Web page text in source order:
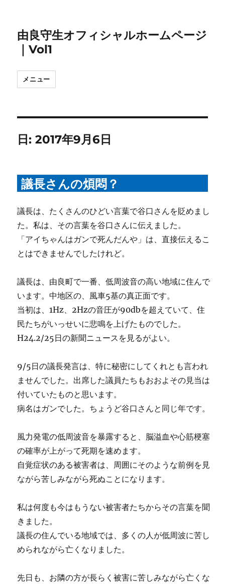
由良守生オフィシャルホームページ
｜Vol1
メニュー
日:2017年9月6日
議長さんの煩悶？
議長は、たくさんのひどい言葉で谷口さんを貶めまし
た。私は、その言葉を谷口さんに伝えました。
「アイちゃんはガンで死んだんや」は、直接伝えるこ
とはできませんでしたけれど。
議長は、由良町で一番、低周波音の高い地域に住んで
います。中地区の、風車5基の真正面です。
当初は、1Hz、2Hzの音圧が90dbを超えていて、住
民たちがいっせいに悲鳴を上げたものでした。
H24.2/25日の新聞ニュースを見るがよい。
9/5日の議長発言は、特に秘密にしてくれとも言われ
ませんでした。出席した議員たちもおおよその見当は
付いていたものと思います。
病名はガンでした。ちょうど谷口さんと同じ年です。
風力発電の低周波音を暴露すると、脳溢血や心筋梗塞
の確率が上がって死期を速めます。
自覚症状のある被害者は、周囲にそのような前例を見
ながら苦しみながら死ぬことになります。
私は何度も今はもうない被害者たちからその言葉を聞
きました。
議長の住んでいる地域では、多くの人が低周波に苦し
められながら亡くなりました。
先日も、お隣の方が長らく被害に苦しみながら亡くな